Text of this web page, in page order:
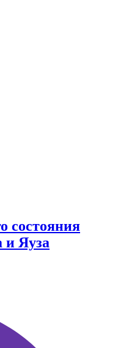
состояния
и Яуза